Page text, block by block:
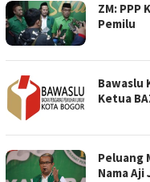
ZM: PPP
Pemilu
Bawaslu
Ketua
Peluang
Nama Aji